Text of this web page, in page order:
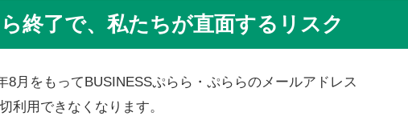
終了で、私たちが直面するリスク
8月をもってBUSINESSぷらら・ぷららのメールアドレス
利用できなくなります。